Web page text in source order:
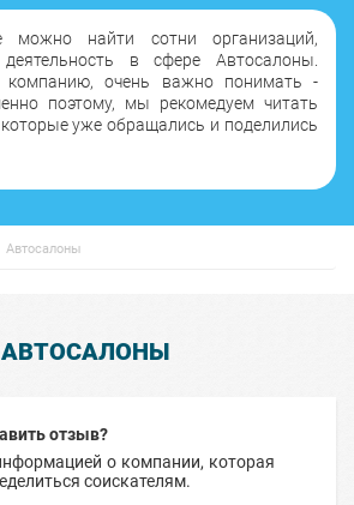
найти сотни организаций,
в сфере Автосалоны.
очень важно понимать -
поэтому, мы рекомедуем читать
уже обращались и поделились
Автосалоны
АВТОСАЛОНЫ
отзыв?
о компании, которая
соискателям.